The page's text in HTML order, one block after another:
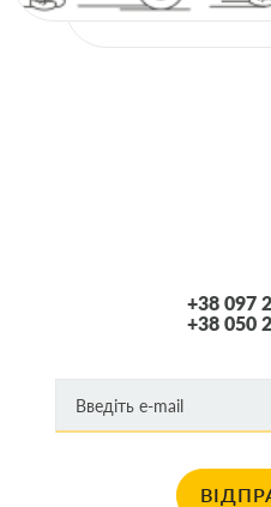
+38 097
+38 050